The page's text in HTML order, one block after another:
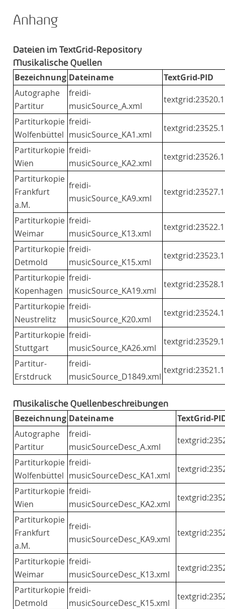
Anhang
Dateien im TextGrid-Repository
Musikalische Quellen
Bezeichnung Dateiname
TextGrid-PID
Autographe
Partitur
freidi-
musicSource_A.xml
textgrid:23520.1
Partiturkopie
Wolfenbüttel
freidi-
musicSource_KA1.xml
textgrid:23525.1
Partiturkopie
Wien
freidi-
musicSource_KA2.xml
textgrid:23526.1
Partiturkopie
Frankfurt
a.M.
freidi-
musicSource_KA9.xml
textgrid:23527.1
Partiturkopie
Weimar
freidi-
musicSource_K13.xml
textgrid:23522.1
Partiturkopie
Detmold
freidi-
musicSource_K15.xml
textgrid:23523.1
Partiturkopie
Kopenhagen
freidi-
musicSource_KA19.xml
textgrid:23528.1
Partiturkopie
Neustrelitz
freidi-
musicSource_K20.xml
textgrid:23524.1
Partiturkopie
Stuttgart
freidi-
musicSource_KA26.xml
textgrid:23529.1
Partitur-
Erstdruck
freidi-
musicSource_D1849.xml
textgrid:23521.1
Musikalische Quellenbeschreibungen
Bezeichnung Dateiname
TextGrid-
Autographe
Partitur
freidi-
musicSourceDesc_A.xml
Partiturkopie
Wolfenbüttel
freidi-
musicSourceDesc_KA1.xml
Partiturkopie
Wien
freidi-
musicSourceDesc_KA2.xml
Partiturkopie
Frankfurt
a.M.
freidi-
musicSourceDesc_KA9.xml
Partiturkopie
Weimar
freidi-
musicSourceDesc_K13.xml
Partiturkopie
Detmold
freidi-
musicSourceDesc_K15.xml